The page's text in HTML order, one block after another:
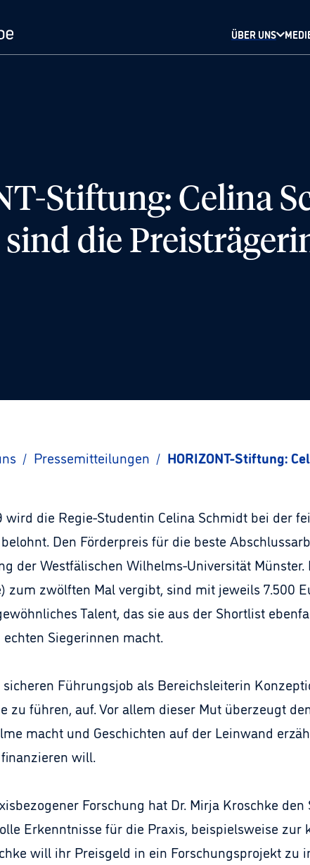
ÜBER UNS
Stiftung: Celina
die
/ Pressemitteilungen / HORIZONT-Stiftung:
wird die Regie-Studentin Celina Schmidt bei der
Den Förderpreis für die beste
der Westfälischen Wilhelms-Universität
zum zwölften Mal vergibt, sind mit jeweils 7.500
Talent, das sie aus der Shortlist
Siegerinnen macht.
Führungsjob als Bereichsleiterin
zu führen, auf. Vor allem dieser Mut überzeugt
macht und Geschichten auf der Leinwand
will.
Forschung hat Dr. Mirja Kroschke
Erkenntnisse für die Praxis, beispielsweise
will ihr Preisgeld in ein Forschungsprojekt